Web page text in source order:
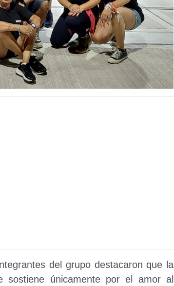
del grupo destacaron que la
únicamente por el amor al